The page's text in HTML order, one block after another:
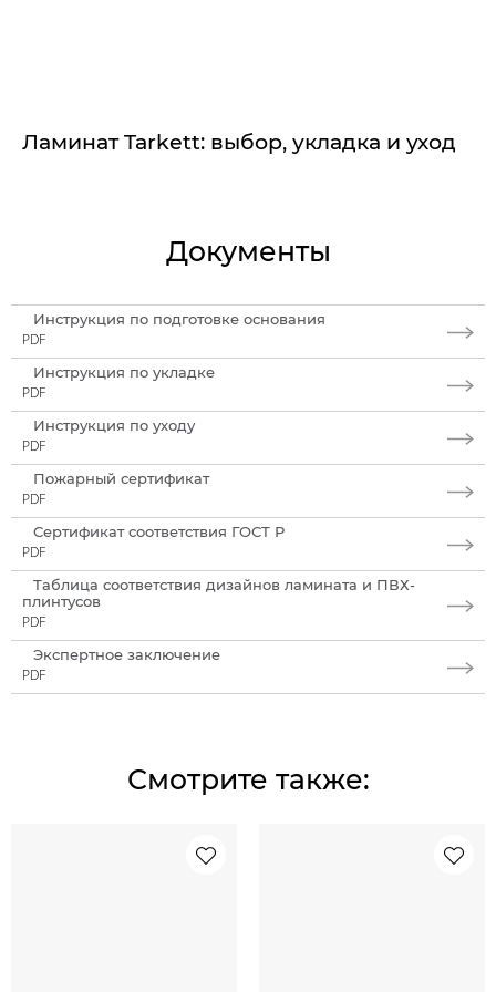
Ламинат Tarkett: выбор, укладка и уход
Документы
Инструкция по подготовке основания
PDF
Инструкция по укладке
PDF
Инструкция по уходу
PDF
Пожарный сертификат
PDF
Сертификат соответствия ГОСТ Р
PDF
Таблица соответствия дизайнов ламината и ПВХ-
плинтусов
PDF
Экспертное заключение
PDF
Смотрите также: